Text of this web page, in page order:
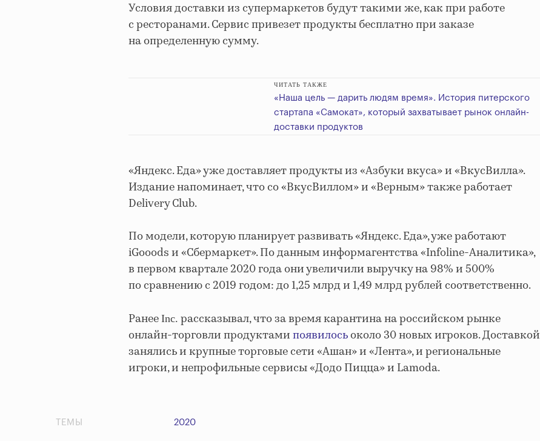
Условия доставки из супермаркетов будут такими же, как при работе
с ресторанами. Сервис привезет продукты бесплатно при заказе
на определенную сумму.
ЧИТАТЬ ТАКЖЕ
«Наша цель — дарить людям время». История питерского
стартапа «Самокат», который захватывает рынок онлайн-
доставки продуктов
«Яндекс. Еда» уже доставляет продукты из «Азбуки вкуса» и «ВкусВилла».
Издание напоминает, что со «ВкусВиллом» и «Верным» также работает
Delivery Club.
По модели, которую планирует развивать «Яндекс. Еда», уже работают
iGooods и «Сбермаркет». По данным информагентства «Infoline-Аналитика»,
в первом квартале 2020 года они увеличили выручку на 98% и 500%
по сравнению с 2019 годом: до 1,25 млрд и 1,49 млрд рублей соответственно.
Ранее Inc. рассказывал, что за время карантинана российском рынке
онлайн-торговли продуктамипоявилосьоколо 30 новых игроков. Доставкой
занялись и крупные торговые сети «Ашан» и «Лента», и региональные
игроки, и непрофильные сервисы «Додо Пицца» и Lamoda.
ТЕМЫ 2020